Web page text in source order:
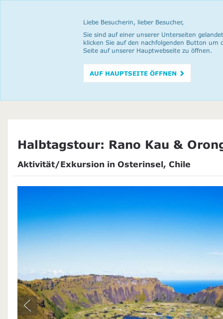
Liebe Besucherin, lieber Besucher,
Sie sind auf einer unserer Unterseiten
klicken Sie auf den nachfolgenden Button um
Seite auf unserer Hauptwebseite zu öffnen.
AUF HAUPTSEITE ÖFFNEN
Halbtagstour: Rano Kau &
Aktivität/Exkursion in Osterinsel, Chile